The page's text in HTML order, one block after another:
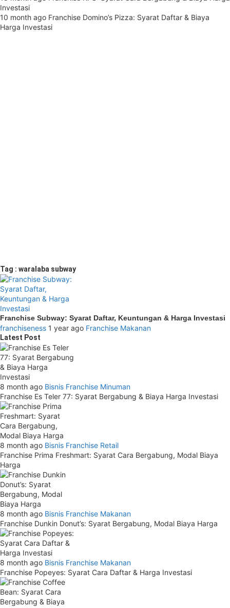
Investasi
10 month ago Franchise Domino’s Pizza: Syarat Daftar & Biaya
Harga Investasi
Tag : waralaba subway
Franchise Subway: Syarat Daftar, Keuntungan & Harga Investasi
franchiseness 1 year ago Franchise Makanan
Latest Post
8 month ago Bisnis Franchise Minuman
Franchise Es Teler 77: Syarat Bergabung & Biaya Harga Investasi
8 month ago Bisnis Franchise Retail
Franchise Prima Freshmart: Syarat Cara Bergabung, Modal Biaya
Harga
8 month ago Bisnis Franchise Makanan
Franchise Dunkin Donut’s: Syarat Bergabung, Modal Biaya Harga
8 month ago Bisnis Franchise Makanan
Franchise Popeyes: Syarat Cara Daftar & Harga Investasi